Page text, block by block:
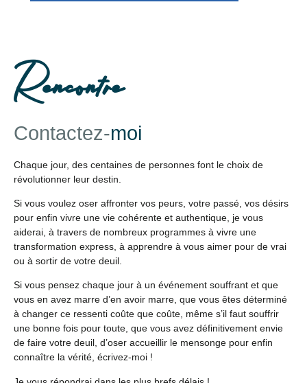
Rencontre
Contactez-moi
Chaque jour, des centaines de personnes font le choix de
révolutionner leur destin.
Si vous voulez oser affronter vos peurs, votre passé, vos désirs
pour enfin vivre une vie cohérente et authentique, je vous
aiderai, à travers de nombreux programmes à vivre une
transformation express, à apprendre à vous aimer pour de vrai
ou à sortir de votre deuil.
Si vous pensez chaque jour à un événement souffrant et que
vous en avez marre d’en avoir marre, que vous êtes déterminé
à changer ce ressenti coûte que coûte, même s’il faut souffrir
une bonne fois pour toute, que vous avez définitivement envie
de faire votre deuil, d’oser accueillir le mensonge pour enfin
connaître la vérité, écrivez-moi !